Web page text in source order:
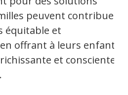
peuvent contribuer
équitable et
offrant à leurs enfants
et consciente